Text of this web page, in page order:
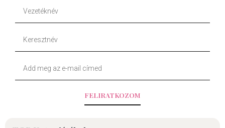
o
o
k
k
Vezetéknév
Keresztnév
Your
Email
FELIRATKOZOM